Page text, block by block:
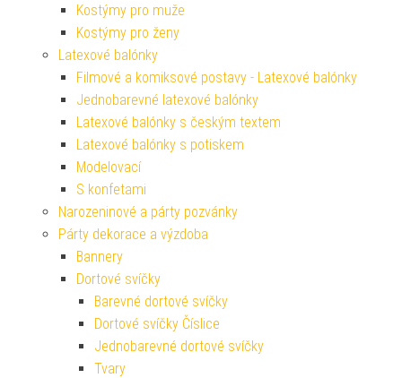
Kostýmy pro muže
Kostýmy pro ženy
Latexové balónky
Filmové a komiksové postavy - Latexové balónky
Jednobarevné latexové balónky
Latexové balónky s českým textem
Latexové balónky s potiskem
Modelovací
S konfetami
Narozeninové a párty pozvánky
Párty dekorace a výzdoba
Bannery
Dortové svíčky
Barevné dortové svíčky
Dortové svíčky Číslice
Jednobarevné dortové svíčky
Tvary